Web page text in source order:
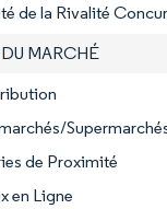
de la Rivalité
MARCHÉ
de Proximité
en Ligne